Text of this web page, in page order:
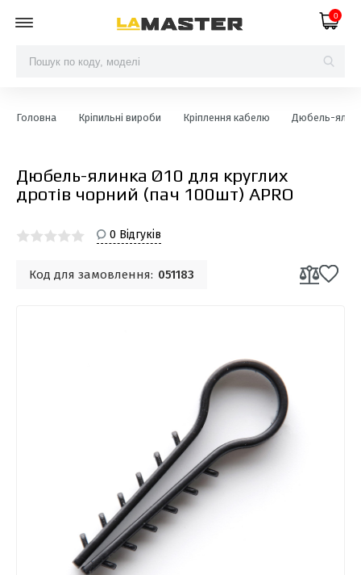
0
Головна Кріпильні вироби Кріплення кабелю Дюбель-
Дюбель-ялинка Ø10 для круглих
дротів чорний (пач 100шт) APRO
0 Відгуків
Код для замовлення: 051183